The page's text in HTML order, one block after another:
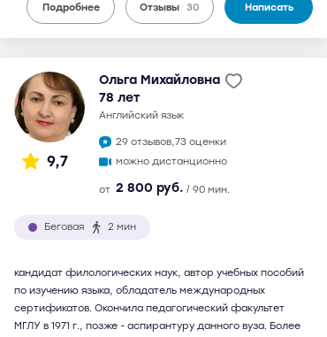
Подробнее Отзывы 30 Написать
9,7
Ольга Михайловна
78 лет
английский язык
29 отзывов,73 оценки
можно дистанционно
от 2 800 руб. / 90 мин.
Беговая 2 мин
кандидат филологических наук, автор учебных пособий
по изучению языка, обладатель международных
сертификатов. Окончила педагогический факультет
МГЛУ в 1971 г., позже - аспирантуру данного вуза. Более